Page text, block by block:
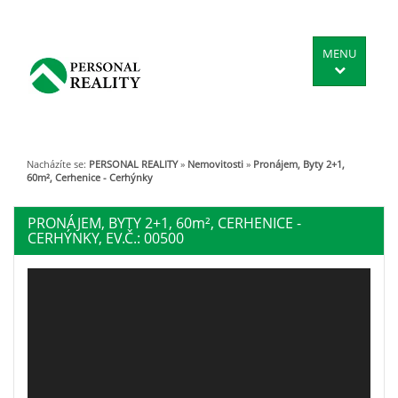
MENU
Nacházíte se: PERSONAL REALITY » Nemovitosti » Pronájem, Byty 2+1,
60m², Cerhenice - Cerhýnky
PRONÁJEM, BYTY 2+1, 60m², CERHENICE -
CERHÝNKY, EV.Č.: 00500